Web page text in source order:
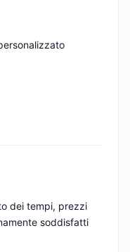
dei tempi, prezzi
soddisfatti